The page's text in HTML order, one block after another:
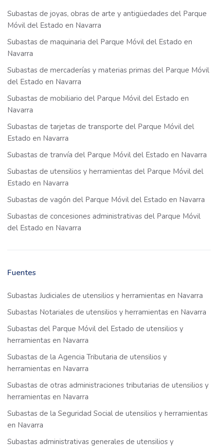
Subastas de joyas, obras de arte y antigüedades del Parque
Móvil del Estado en Navarra
Subastas de maquinaria del Parque Móvil del Estado en
Navarra
Subastas de mercaderías y materias primas del Parque Móvil
del Estado en Navarra
Subastas de mobiliario del Parque Móvil del Estado en
Navarra
Subastas de tarjetas de transporte del Parque Móvil del
Estado en Navarra
Subastas de tranvía del Parque Móvil del Estado en Navarra
Subastas de utensilios y herramientas del Parque Móvil del
Estado en Navarra
Subastas de vagón del Parque Móvil del Estado en Navarra
Subastas de concesiones administrativas del Parque Móvil
del Estado en Navarra
Fuentes
Subastas Judiciales de utensilios y herramientas en Navarra
Subastas Notariales de utensilios y herramientas en Navarra
Subastas del Parque Móvil del Estado de utensilios y
herramientas en Navarra
Subastas de la Agencia Tributaria de utensilios y
herramientas en Navarra
Subastas de otras administraciones tributarias de utensilios y
herramientas en Navarra
Subastas de la Seguridad Social de utensilios y herramientas
en Navarra
Subastas administrativas generales de utensilios y